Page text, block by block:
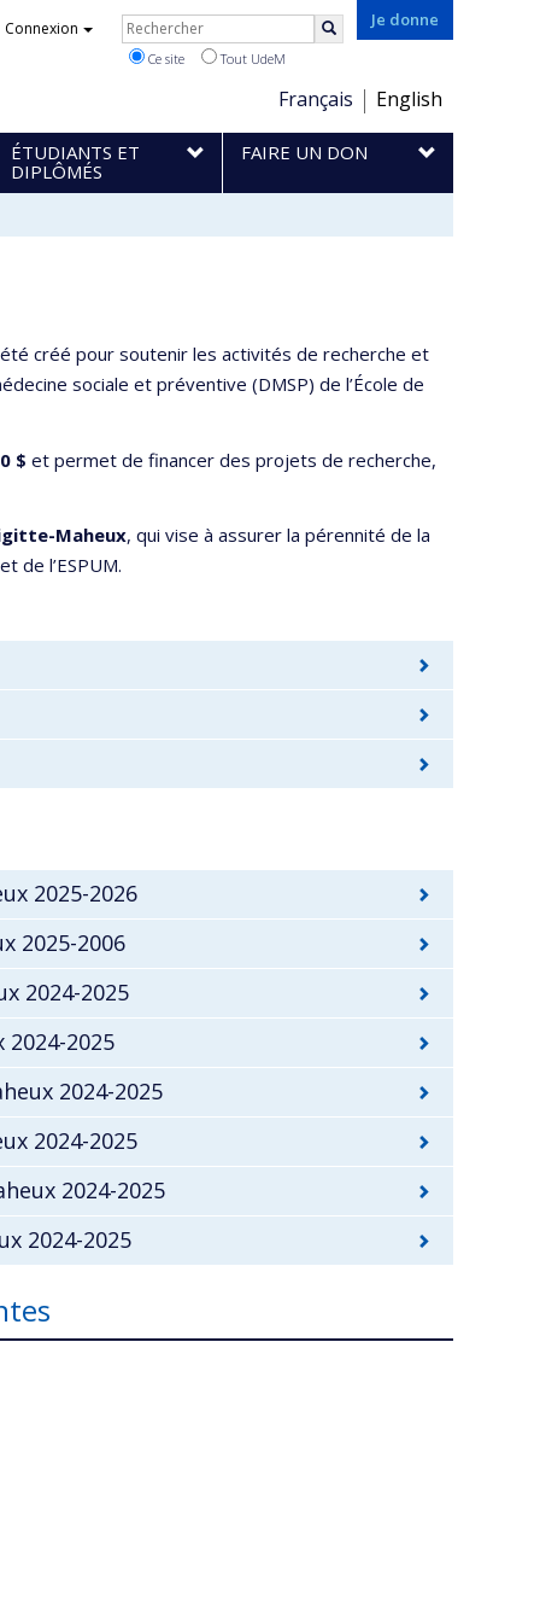
Je donne
Choix
de
la
langue
Français English
Connexion Rechercher
Ce site Tout UdeM
ÉTUDIANTS ET
DIPLÔMÉS
FAIRE UN DON
créé pour soutenir les activités de recherche et
sociale et préventive (DMSP) de l’École de
$ et permet de financer des projets de recherche,
Maheux, qui vise à assurer la pérennité de la
de l’ESPUM.
2025-2026
2025-2006
2024-2025
2025
2024-2025
2024-2025
2024-2025
2024-2025